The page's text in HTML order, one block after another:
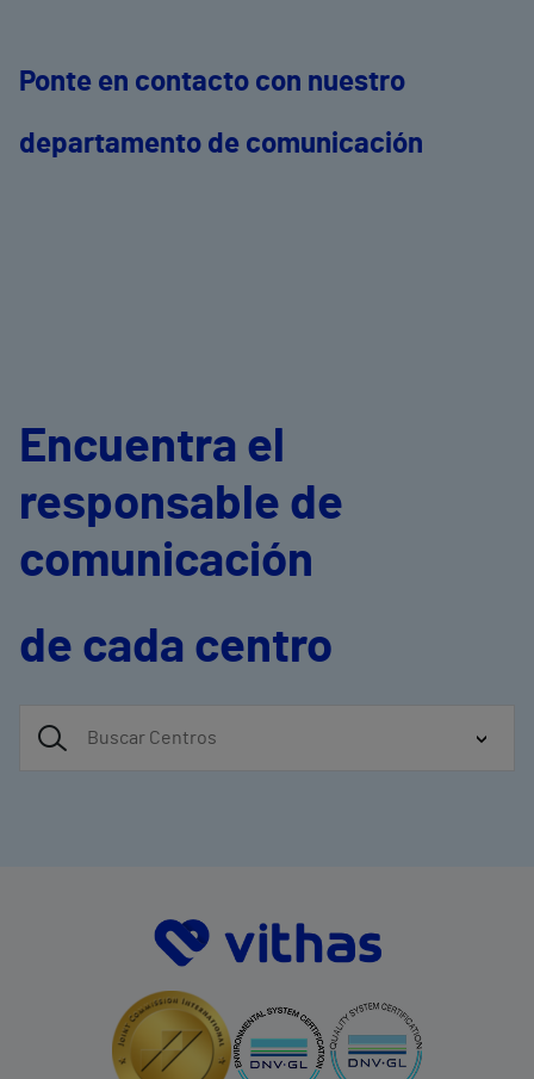
Ponte en contacto con nuestro
departamento de comunicación
Encuentra el
responsable de
comunicación
de cada centro